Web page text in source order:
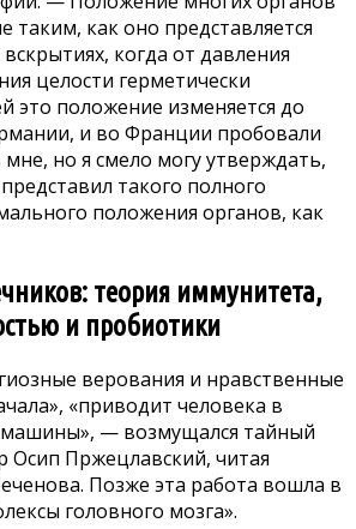
таким, как оно представляется
когда от давления
целости герметически
это положение изменяется до
и во Франции пробовали
но я смело могу утверждать,
такого полного
положения органов, как
теория иммунитета,
и пробиотики
верования и нравственные
«приводит человека в
машины», — возмущался тайный
Осип Пржецлавский, читая
Позже эта работа вошла в
головного мозга».